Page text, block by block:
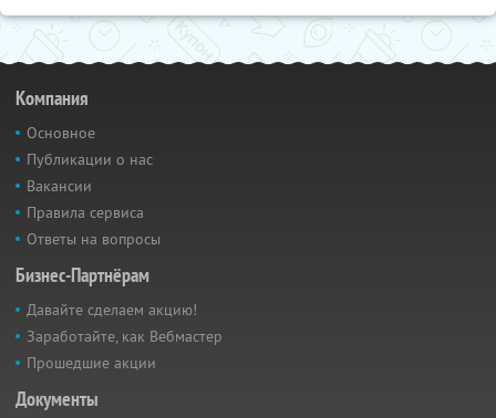
Компания
Основное
Публикации о нас
Вакансии
Правила сервиса
Ответы на вопросы
Бизнес-Партнёрам
Давайте сделаем акцию!
Заработайте, как Вебмастер
Прошедшие акции
Документы